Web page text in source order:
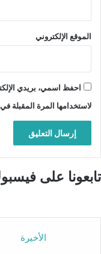
الموقع الإلكتروني
احفظ اسمي، بريدي
لاستخدامها المرة المقبلة
تابعونا على
الأخيرة